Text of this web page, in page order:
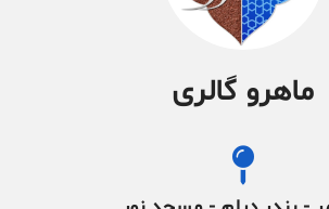
ماهرو گالری